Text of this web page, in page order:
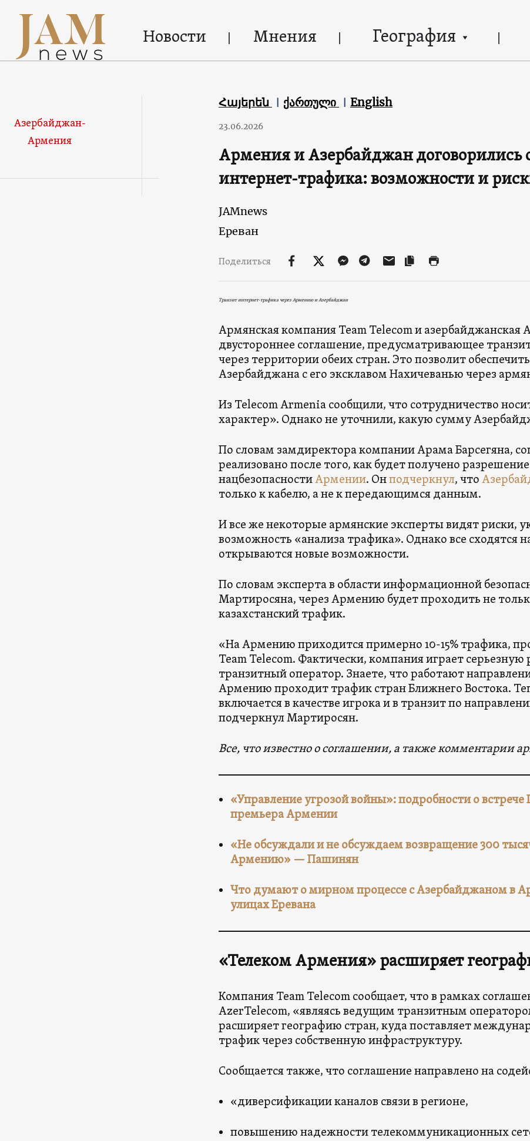
Новости Мнения География
Азербайджан-
Армения
Հայերեն ქართული English
23.06.2026
Армения и Азербайджан договорились
интернет-трафика: возможности и
JAMnews
Ереван
Поделиться
Транзит интернет-трафика через Армению и Азербайджан
Армянская компания Team Telecom и азербайджанская
двустороннее соглашение, предусматривающее
через территории обеих стран. Это позволит
Азербайджана с его эксклавом Нахичеванью через
Из Telecom Armenia сообщили, что сотрудничество
характер». Однако не уточнили, какую сумму
По словам замдиректора компании Арама Барсегяна,
реализовано после того, как будет получено
нацбезопасностиАрмении. Онподчеркнул, что
только к кабелю, а не к передающимся данным.
И все же некоторые армянские эксперты видят риски,
возможность «анализа трафика». Однако все сходятся
открываются новые возможности.
По словам эксперта в области информационной
Мартиросяна, через Армению будет проходить не
казахстанский трафик.
«На Армению приходится примерно 10-15% трафика,
Team Telecom. Фактически, компания играет серьезную
транзитный оператор. Знаете, что работают
Армению проходит трафик стран Ближнего Востока.
включается в качестве игрока и в транзит по
подчеркнул Мартиросян.
Все, что известно о соглашении, а также комментарии
«Управление угрозой войны»: подробности о
премьера Армении
«Не обсуждали и не обсуждаем возвращение 300
Армению» — Пашинян
Что думают о мирном процессе с Азербайджаном в
улицах Еревана
«Телеком Армения» расширяет
Компания Team Telecom сообщает, что в рамках
AzerTelecom, «являясь ведущим транзитным
расширяет географию стран, куда поставляет
трафик через собственную инфраструктуру.
Сообщается также, что соглашение направлено на
«диверсификации каналов связи в регионе,
повышению надежности телекоммуникационных